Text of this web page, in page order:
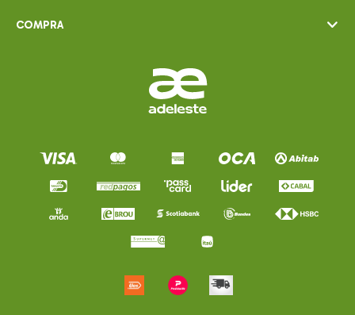
COMPRA